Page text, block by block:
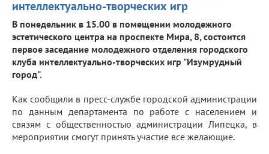
интеллектуально-творческих игр
В понедельник в 15.00 в помещении молодежного
эстетического центра на проспекте Мира, 8, состоится
первое заседание молодежного отделения городского
клуба интеллектуально-творческих игр "Изумрудный
город".
Как сообщили в пресс-службе городской администрации
по данным департамента по работе с населением и
связям с общественностью администрации Липецка, в
мероприятии смогут принять участие все желающие.